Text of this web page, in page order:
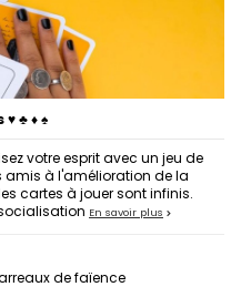
♣ ♦ ♠
votre esprit avec un jeu de
amis à l'amélioration de la
cartes à jouer sont infinis.
En savoir plus